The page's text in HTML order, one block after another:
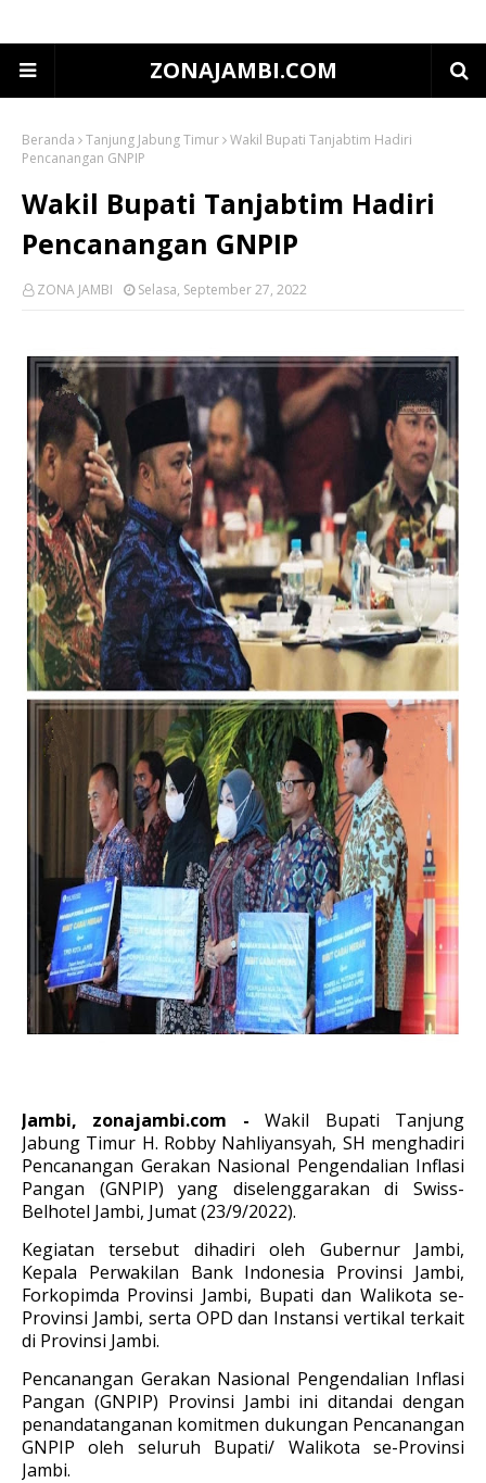
ZONAJAMBI.COM
Beranda Tanjung Jabung Timur Wakil Bupati Tanjabtim Hadiri
Pencanangan GNPIP
Wakil Bupati Tanjabtim Hadiri
Pencanangan GNPIP
ZONA JAMBI Selasa, September 27, 2022
Jambi, zonajambi.com - Wakil Bupati Tanjung
Jabung Timur H. Robby Nahliyansyah, SH menghadiri
Pencanangan Gerakan Nasional Pengendalian Inflasi
Pangan (GNPIP) yang diselenggarakan di Swiss-
Belhotel Jambi, Jumat (23/9/2022).
Kegiatan tersebut dihadiri oleh Gubernur Jambi,
Kepala Perwakilan Bank Indonesia Provinsi Jambi,
Forkopimda Provinsi Jambi, Bupati dan Walikota se-
Provinsi Jambi, serta OPD dan Instansi vertikal terkait
di Provinsi Jambi.
Pencanangan Gerakan Nasional Pengendalian Inflasi
Pangan (GNPIP) Provinsi Jambi ini ditandai dengan
penandatanganan komitmen dukungan Pencanangan
GNPIP oleh seluruh Bupati/ Walikota se-Provinsi
Jambi.